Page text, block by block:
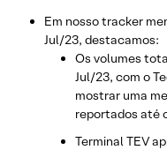
Em nosso tracker
Jul/23, destacamos:
Os volumes
Jul/23, com o
mostrar uma
reportados até
Terminal TEV